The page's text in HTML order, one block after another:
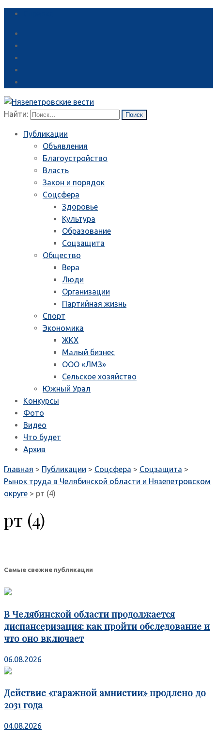
Найти:
Публикации
Объявления
Благоустройство
Власть
Закон и порядок
Соцсфера
Здоровье
Культура
Образование
Соцзащита
Общество
Вера
Люди
Организации
Партийная жизнь
Спорт
Экономика
ЖКХ
Малый бизнес
ООО «ЛМЗ»
Сельское хозяйство
Южный Урал
Конкурсы
Фото
Видео
Что будет
Архив
Главная > Публикации > Соцсфера > Соцзащита >
Рынок труда в Челябинской области и Нязепетровском
округе > рт (4)
рт (4)
Самые свежие публикации
В Челябинской области продолжается
диспансеризация: как пройти обследование и
что оно включает
06.08.2026
Действие «гаражной амнистии» продлено до
2031 года
04.08.2026